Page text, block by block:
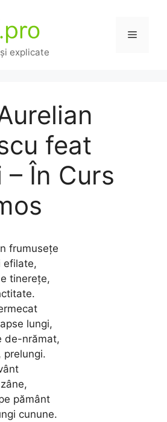
explicate
Meniu
feat
– În Curs
frumuseţe
efilate,
tinereţe,
lungi,
de-nrămat,
prelungi.
pământ
cunune.